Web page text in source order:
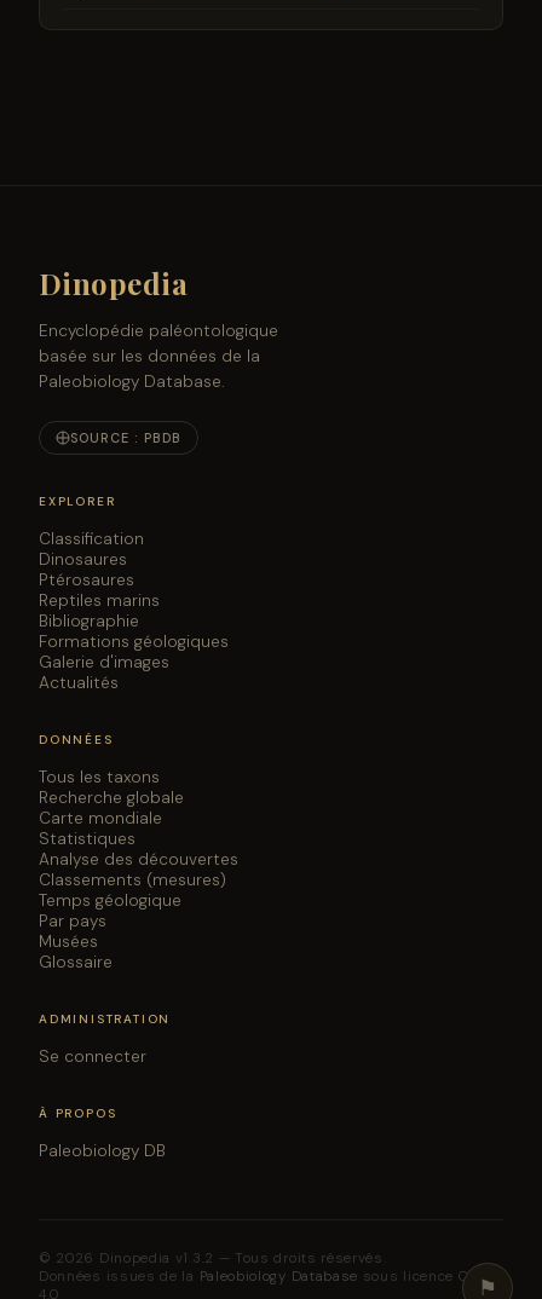
⚑
Dinopedia
Encyclopédie paléontologique
basée sur les données de la
Paleobiology Database.
SOURCE : PBDB
EXPLORER
Classification
Dinosaures
Ptérosaures
Reptiles marins
Bibliographie
Formations géologiques
Galerie d'images
Actualités
DONNÉES
Tous les taxons
Recherche globale
Carte mondiale
Statistiques
Analyse des découvertes
Classements (mesures)
Temps géologique
Par pays
Musées
Glossaire
ADMINISTRATION
Se connecter
À PROPOS
Paleobiology DB
© 2026 Dinopedia v1.3.2 — Tous droits réservés.
Données issues de la Paleobiology Database sous licence CC BY
4.0